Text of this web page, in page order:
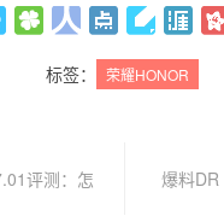
标签： 荣耀HONOR
评测：怎
爆料